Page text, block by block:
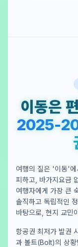
이동은
2025-
여행의 질은 '이동'에
피하고, 바가지요금
여행자에게 가장 큰
솔직하고 독립적인
바탕으로, 현지 교민
항공권 최저가 발권
과 볼트(Bolt)의 상황